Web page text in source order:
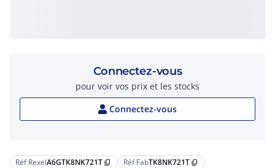
Réf RexelA6GTK8NK721T content_copy Réf FabTK8NK721T content_copy
Connectez-vous
pour voir vos prix et les stocks
Connectez-vous